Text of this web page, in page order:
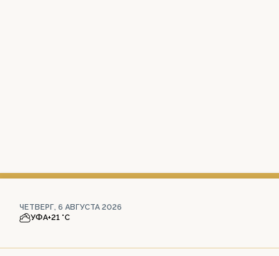
ЧЕТВЕРГ, 6 АВГУСТА 2026
УФА+21 °С